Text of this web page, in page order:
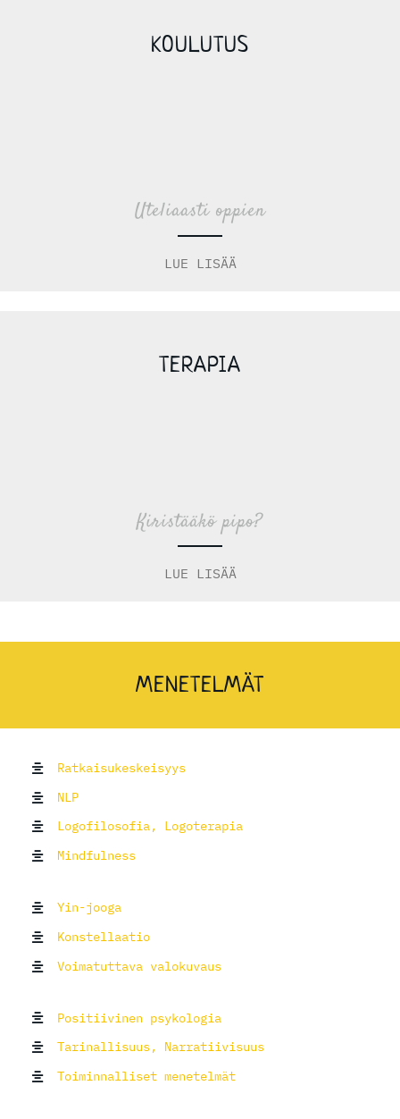
KOULUTUS
Uteliaasti oppien
LUE LISÄÄ
TERAPIA
Kiristääkö pipo?
LUE LISÄÄ
MENETELMÄT
Ratkaisukeskeisyys
NLP
Logofilosofia, Logoterapia
Mindfulness
Yin-jooga
Konstellaatio
Voimatuttava valokuvaus
Positiivinen psykologia
Tarinallisuus, Narratiivisuus
Toiminnalliset menetelmät